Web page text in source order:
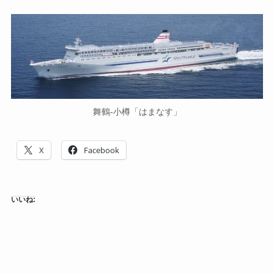
舞鶴-小樽「はまなす」
X Facebook
いいね: